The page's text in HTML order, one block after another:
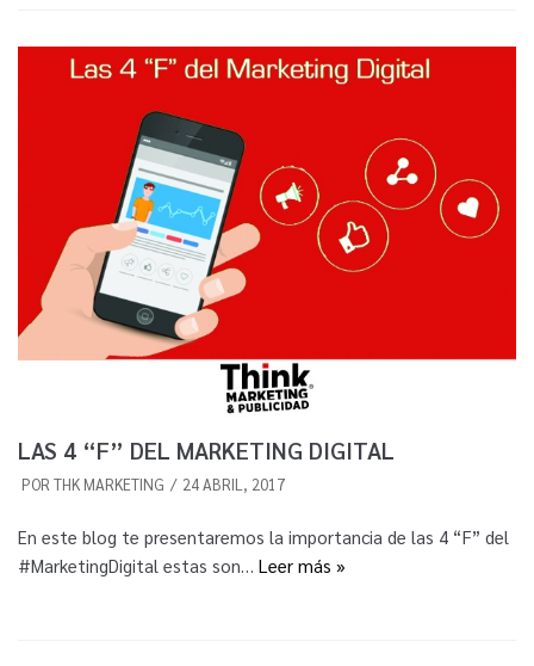
LAS 4 “F” DEL MARKETING DIGITAL
POR THK MARKETING 24 ABRIL, 2017
En este blog te presentaremos la importancia de las 4 “F” del
#MarketingDigital estas son… Leer más »